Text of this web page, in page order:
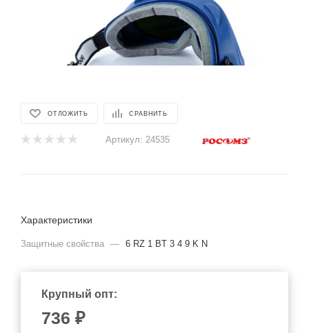
ОТЛОЖИТЬ СРАВНИТЬ
Артикул: 24535
Характеристики
Защитные свойства — 6 RZ 1 BT 3 4 9 K N
Крупный опт:
736 ₽